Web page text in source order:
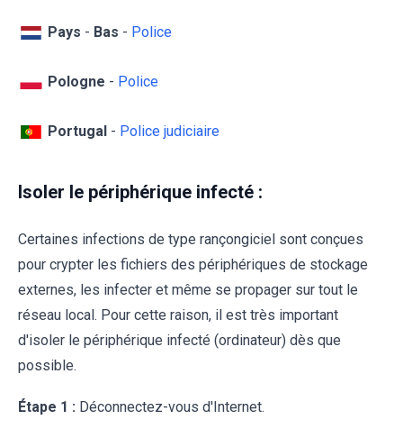
Pays - Bas - Police
Pologne - Police
Portugal - Police judiciaire
Isoler le périphérique infecté :
Certaines infections de type rançongiciel sont conçues
pour crypter les fichiers des périphériques de stockage
externes, les infecter et même se propager sur tout le
réseau local. Pour cette raison, il est très important
d'isoler le périphérique infecté (ordinateur) dès que
possible.
Étape 1 : Déconnectez-vous d'Internet.